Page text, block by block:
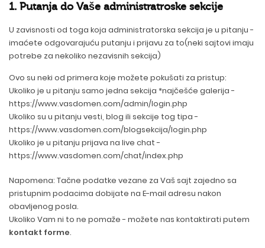
1. Putanja do Vaše administratroske sekcije
U zavisnosti od toga koja administratorska sekcija je u pitanju -
imaćete odgovarajuću putanju i prijavu za to(neki sajtovi imaju
potrebe za nekoliko nezavisnih sekcija)
Ovo su neki od primera koje možete pokušati za pristup:
Ukoliko je u pitanju samo jedna sekcija *najčešće galerija -
https://www.vasdomen.com/admin/login.php
Ukoliko su u pitanju vesti, blog ili sekcije tog tipa -
https://www.vasdomen.com/blogsekcija/login.php
Ukoliko je u pitanju prijava na live chat -
https://www.vasdomen.com/chat/index.php
Napomena: Tačne podatke vezane za Vaš sajt zajedno sa
pristupnim podacima dobijate na E-mail adresu nakon
obavljenog posla.
Ukoliko Vam ni to ne pomaže - možete nas kontaktirati putem
kontakt forme.